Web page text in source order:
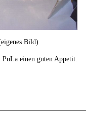
Bild)
einen guten Appetit.